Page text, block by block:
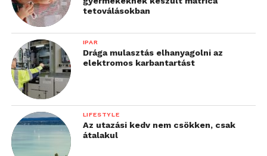
tetoválásokban
IPAR
Drága mulasztás elhanyagolni az
elektromos karbantartást
LIFESTYLE
Az utazási kedv nem csökken, csak
átalakul